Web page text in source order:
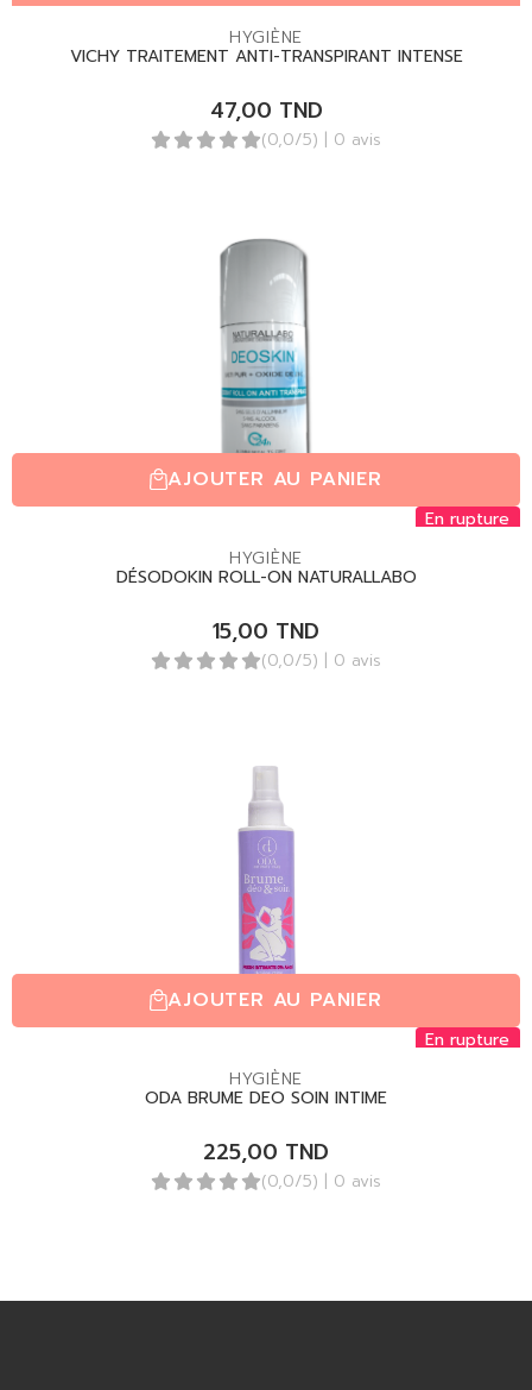
HYGIÈNE
VICHY TRAITEMENT ANTI-TRANSPIRANT INTENSE
47,00 TND
(0,0/5) | 0 avis
AJOUTER AU PANIER
En rupture
HYGIÈNE
DÉSODOKIN ROLL-ON NATURALLABO
15,00 TND
(0,0/5) | 0 avis
AJOUTER AU PANIER
En rupture
HYGIÈNE
ODA BRUME DEO SOIN INTIME
225,00 TND
(0,0/5) | 0 avis